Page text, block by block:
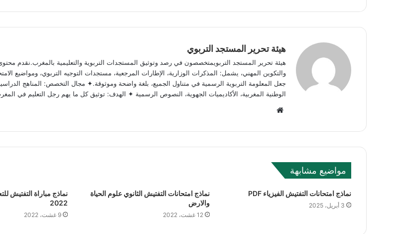
هيئة تحرير المستجد التربوي
هيئة تحرير المستجد التربويمتخصصون في رصد وتوثيق المستجدات التربوية والتعليمية بالمغرب.نقدم محتوى
والتكوين المهني، يشمل: المذكرات الوزارية، الإطارات المرجعية، مستجدات التوجيه التربوي، ومواضيع
جعل المعلومة التربوية الرسمية في متناول الجميع، بلغة واضحة وموثوقة.✦ مجال التخصص: المناهج
الوطنية المغربية، الأكاديميات الجهوية، النصوص الرسمية ✦ الهدف: توثيق كل ما يهم رجل التعليم في
مواضيع مشابهة
نماذج امتحانات التفتيش الفيزياء PDF
3 أبريل، 2025
نماذج امتحانات التفتيش الثانوي علوم الحياة
والارض
12 غشت، 2022
نماذج مباراة التفتيش
2022
9 غشت، 2022